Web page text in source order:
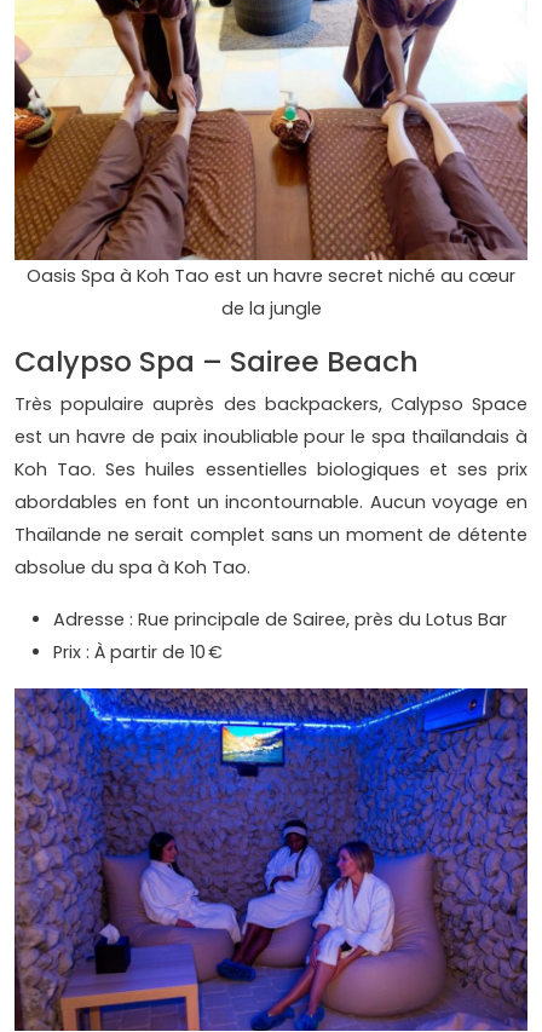
Oasis Spa à Koh Tao est un havre secret niché au cœur
de la jungle
Calypso Spa – Sairee Beach
Très populaire auprès des backpackers, Calypso Space
est un havre de paix inoubliable pour le spa thaïlandais à
Koh Tao. Ses huiles essentielles biologiques et ses prix
abordables en font un incontournable. Aucun voyage en
Thaïlande ne serait complet sans un moment de détente
absolue du spa à Koh Tao.
Adresse : Rue principale de Sairee, près du Lotus Bar
Prix : À partir de 10 €